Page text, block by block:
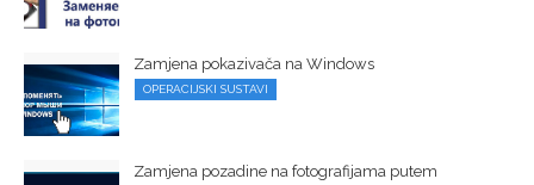
Zamjena pokazivača na Windows
OPERACIJSKI SUSTAVI
Zamjena pozadine na fotografijama putem